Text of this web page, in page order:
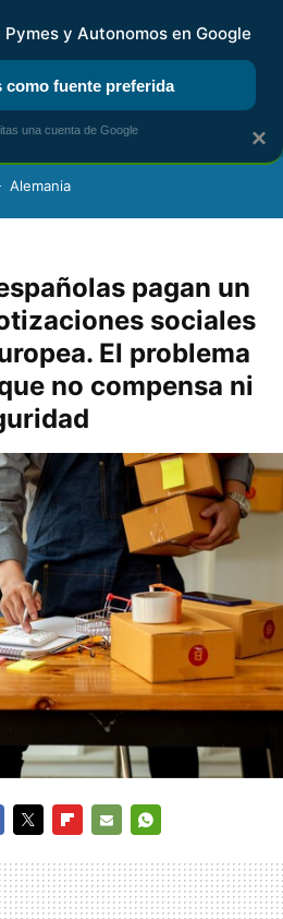
KIT DIGITAL RENTA
Alemania
pagan un
sociales
El problema
no compensa ni
MAIL
×
y Autonomos en Google
como fuente preferida
una cuenta de Google